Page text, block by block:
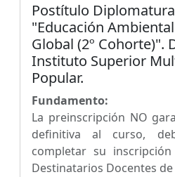
Postítulo
"Educación
Global (2º Cohorte)".
Instituto Superior
Popular.
Fundamento:
La preinscripción NO
definitiva al curso,
completar su
Destinatarios Docentes de